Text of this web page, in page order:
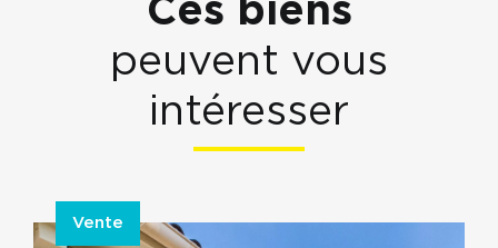
Ces biens
peuvent vous
intéresser
Vente